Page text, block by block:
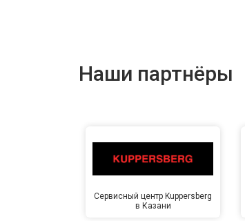
Наши партнёры
Сервисный центр Kuppersberg
в Казани